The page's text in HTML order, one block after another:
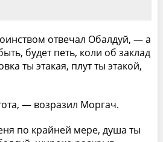
отвечал Обалдуй, — а
будет петь, коли об заклад
ты этакая, плут ты этакой,
— возразил Моргач.
по крайней мере, душа ты